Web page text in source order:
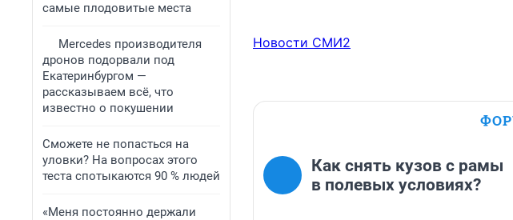
самые плодовитые места
Mercedes производителя
дронов подорвали под
Екатеринбургом —
рассказываем всё, что
известно о покушении
Сможете не попасться на
уловки? На вопросах этого
теста спотыкаются 90 % людей
«Меня постоянно держали
Новости СМИ2
Как снять кузов с рамы
в полевых условиях?